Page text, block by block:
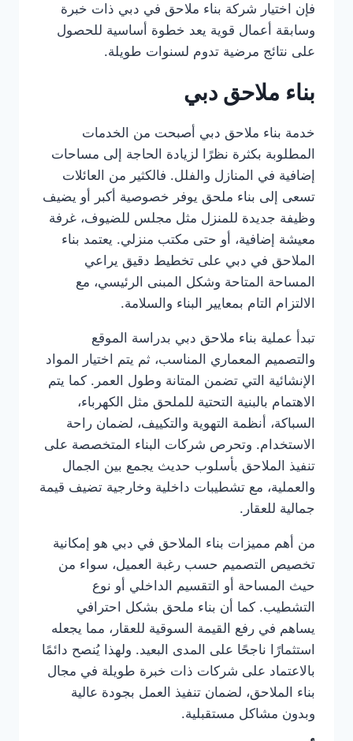
فإن اختيار شركة بناء ملاحق في دبي ذات خبرة
وسابقة أعمال قوية يعد خطوة أساسية للحصول
على نتائج مرضية تدوم لسنوات طويلة.
بناء ملاحق دبي
خدمة بناء ملاحق دبي أصبحت من الخدمات
المطلوبة بكثرة نظرًا لزيادة الحاجة إلى مساحات
إضافية في المنازل والفلل. فالكثير من العائلات
تسعى إلى بناء ملحق يوفر خصوصية أكبر أو يضيف
وظيفة جديدة للمنزل مثل مجلس للضيوف، غرفة
معيشة إضافية، أو حتى مكتب منزلي. يعتمد بناء
الملاحق في دبي على تخطيط دقيق يراعي
المساحة المتاحة وشكل المبنى الرئيسي، مع
الالتزام التام بمعايير البناء والسلامة.
تبدأ عملية بناء ملاحق دبي بدراسة الموقع
والتصميم المعماري المناسب، ثم يتم اختيار المواد
الإنشائية التي تضمن المتانة وطول العمر. كما يتم
الاهتمام بالبنية التحتية للملحق مثل الكهرباء،
السباكة، أنظمة التهوية والتكييف، لضمان راحة
الاستخدام. وتحرص شركات البناء المتخصصة على
تنفيذ الملاحق بأسلوب حديث يجمع بين الجمال
والعملية، مع تشطيبات داخلية وخارجية تضيف قيمة
جمالية للعقار.
من أهم مميزات بناء الملاحق في دبي هو إمكانية
تخصيص التصميم حسب رغبة العميل، سواء من
حيث المساحة أو التقسيم الداخلي أو نوع
التشطيب. كما أن بناء ملحق بشكل احترافي
يساهم في رفع القيمة السوقية للعقار، مما يجعله
استثمارًا ناجحًا على المدى البعيد. ولهذا يُنصح دائمًا
بالاعتماد على شركات ذات خبرة طويلة في مجال
بناء الملاحق، لضمان تنفيذ العمل بجودة عالية
وبدون مشاكل مستقبلية.